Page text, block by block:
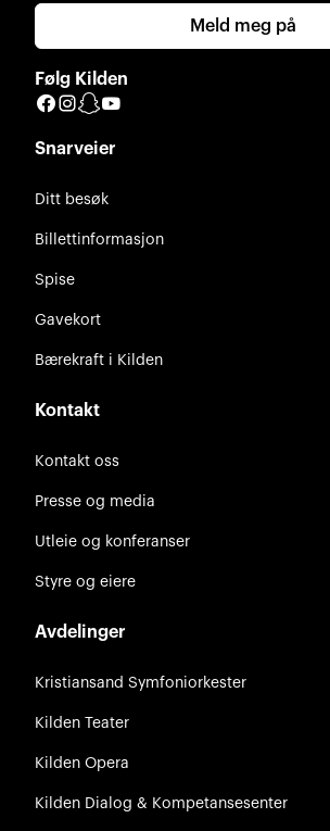
Meld meg på
Følg Kilden
Facebook
Instagram
Snapchat
Snarveier
Ditt besøk
Billettinformasjon
Spise
Gavekort
Bærekraft i Kilden
Kontakt
Kontakt oss
Presse og media
Utleie og konferanser
Styre og eiere
Avdelinger
Kristiansand Symfoniorkester
Kilden Teater
Kilden Opera
Kilden Dialog & Kompetansesenter